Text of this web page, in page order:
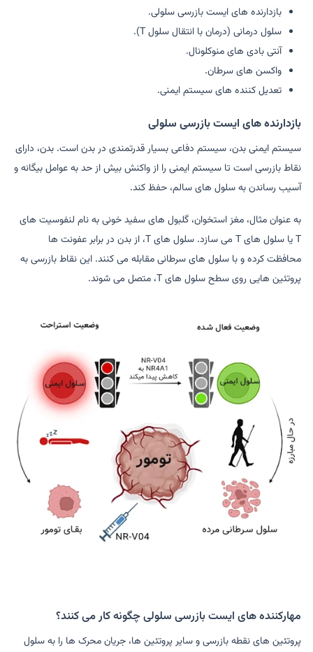
بازدارنده های ایست بازرسی سلولی.
سلول درمانی (درمان با انتقال سلول T).
آنتی بادی های منوکلونال.
واکسن های سرطان.
تعدیل کننده های سیستم ایمنی.
بازدارنده های ایست بازرسی سلولی
سیستم ایمنی بدن، سیستم دفاعی بسیار قدرتمندی در بدن است. بدن، دارای
نقاط بازرسی است تا سیستم ایمنی را از واکنش بیش از حد به عوامل بیگانه و
آسیب رساندن به سلول های سالم، حفظ کند.
به عنوان مثال، مغز استخوان، گلبول های سفید خونی به نام لنفوسیت های
T یا سلول های T می سازد. سلول های T، از بدن در برابر عفونت ها
محافظت کرده و با سلول های سرطانی مقابله می کنند. این نقاط بازرسی به
پروتئین هایی روی سطح سلول های T، متصل می شوند.
مهارکننده های ایست بازرسی سلولی چگونه کار می کنند؟
پروتئین های نقطه بازرسی و سایر پروتئین ها، جریان محرک ها را به سلول